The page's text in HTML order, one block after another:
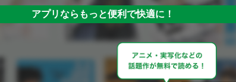
アプリならもっと便利で快適に！